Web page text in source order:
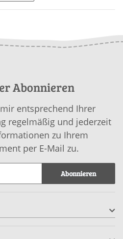
Abonnieren
entsprechend Ihrer
regelmäßig und jederzeit
zu Ihrem
per E-Mail zu.
Abonnieren